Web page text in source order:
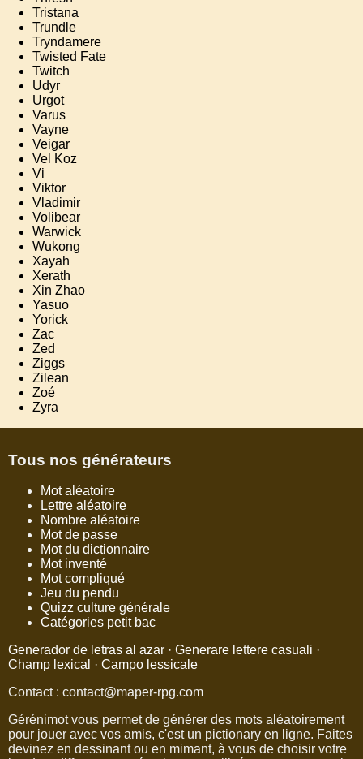
Tristana
Trundle
Tryndamere
Twisted Fate
Twitch
Udyr
Urgot
Varus
Vayne
Veigar
Vel Koz
Vi
Viktor
Vladimir
Volibear
Warwick
Wukong
Xayah
Xerath
Xin Zhao
Yasuo
Yorick
Zac
Zed
Ziggs
Zilean
Zoé
Zyra
Tous nos générateurs
Mot aléatoire
Lettre aléatoire
Nombre aléatoire
Mot de passe
Mot du dictionnaire
Mot inventé
Mot compliqué
Jeu du pendu
Quizz culture générale
Catégories petit bac
Generador de letras al azar · Generare lettere casuali ·
Champ lexical
· Campo lessicale
Contact : contact@maper-rpg.com
Gérénimot vous permet de générer des mots aléatoirement
pour jouer avec vos amis, c'est un pictionary en ligne. Faites
devinez en dessinant ou en mimant, à vous de choisir votre